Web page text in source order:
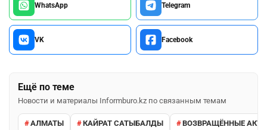
WhatsApp Telegram
VK Facebook
Ещё по теме
Новости и материалы Informburo.kz по связанным темам
АЛМАТЫ КАЙРАТ САТЫБАЛДЫ ВОЗВРАЩЁННЫЕ